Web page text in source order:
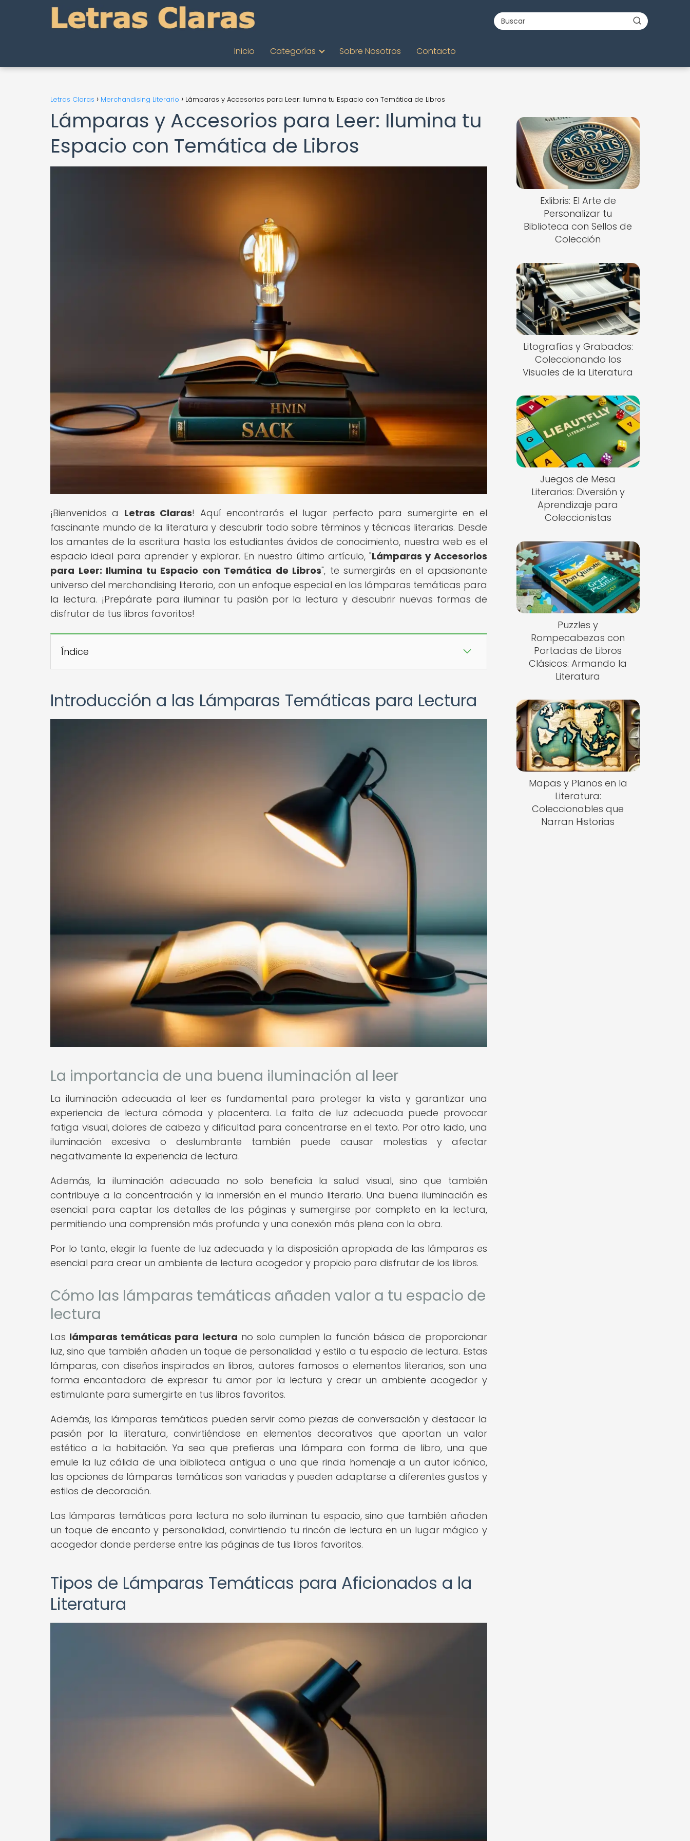
Inicio Categorías Sobre Nosotros Contacto
Letras Claras Merchandising Literario Lámparas y Accesorios para Leer: Ilumina tu Espacio con Temática de Libros
Lámparas y Accesorios para Leer: Ilumina tu
Espacio con Temática de Libros
¡Bienvenidos a Letras Claras! Aquí encontrarás el lugar perfecto para sumergirte en el
fascinante mundo de la literatura y descubrir todo sobre términos y técnicas literarias. Desde
los amantes de la escritura hasta los estudiantes ávidos de conocimiento, nuestra web es el
espacio ideal para aprender y explorar. En nuestro último artículo, "Lámparas y Accesorios
para Leer: Ilumina tu Espacio con Temática de Libros", te sumergirás en el apasionante
universo del merchandising literario, con un enfoque especial en las lámparas temáticas para
la lectura. ¡Prepárate para iluminar tu pasión por la lectura y descubrir nuevas formas de
disfrutar de tus libros favoritos!
Índice
Introducción a las Lámparas Temáticas para Lectura
La importancia de una buena iluminación al leer
La iluminación adecuada al leer es fundamental para proteger la vista y garantizar una
experiencia de lectura cómoda y placentera. La falta de luz adecuada puede provocar
fatiga visual, dolores de cabeza y dificultad para concentrarse en el texto. Por otro lado, una
iluminación excesiva o deslumbrante también puede causar molestias y afectar
negativamente la experiencia de lectura.
Además, la iluminación adecuada no solo beneficia la salud visual, sino que también
contribuye a la concentración y la inmersión en el mundo literario. Una buena iluminación es
esencial para captar los detalles de las páginas y sumergirse por completo en la lectura,
permitiendo una comprensión más profunda y una conexión más plena con la obra.
Por lo tanto, elegir la fuente de luz adecuada y la disposición apropiada de las lámparas es
esencial para crear un ambiente de lectura acogedor y propicio para disfrutar de los libros.
Cómo las lámparas temáticas añaden valor a tu espacio de
lectura
Las lámparas temáticas para lectura no solo cumplen la función básica de proporcionar
luz, sino que también añaden un toque de personalidad y estilo a tu espacio de lectura. Estas
lámparas, con diseños inspirados en libros, autores famosos o elementos literarios, son una
forma encantadora de expresar tu amor por la lectura y crear un ambiente acogedor y
estimulante para sumergirte en tus libros favoritos.
Además, las lámparas temáticas pueden servir como piezas de conversación y destacar la
pasión por la literatura, convirtiéndose en elementos decorativos que aportan un valor
estético a la habitación. Ya sea que prefieras una lámpara con forma de libro, una que
emule la luz cálida de una biblioteca antigua o una que rinda homenaje a un autor icónico,
las opciones de lámparas temáticas son variadas y pueden adaptarse a diferentes gustos y
estilos de decoración.
Las lámparas temáticas para lectura no solo iluminan tu espacio, sino que también añaden
un toque de encanto y personalidad, convirtiendo tu rincón de lectura en un lugar mágico y
acogedor donde perderse entre las páginas de tus libros favoritos.
Tipos de Lámparas Temáticas para Aficionados a la
Literatura
Exlibris: El Arte de
Personalizar tu
Biblioteca con Sellos de
Colección
Litografías y Grabados:
Coleccionando los
Visuales de la Literatura
Juegos de Mesa
Literarios: Diversión y
Aprendizaje para
Coleccionistas
Puzzles y
Rompecabezas con
Portadas de Libros
Clásicos: Armando la
Literatura
Mapas y Planos en la
Literatura:
Coleccionables que
Narran Historias